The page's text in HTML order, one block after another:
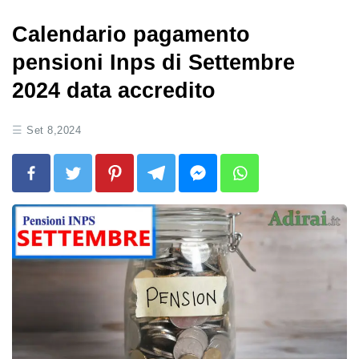
Calendario pagamento
pensioni Inps di Settembre
2024 data accredito
Set 8,2024